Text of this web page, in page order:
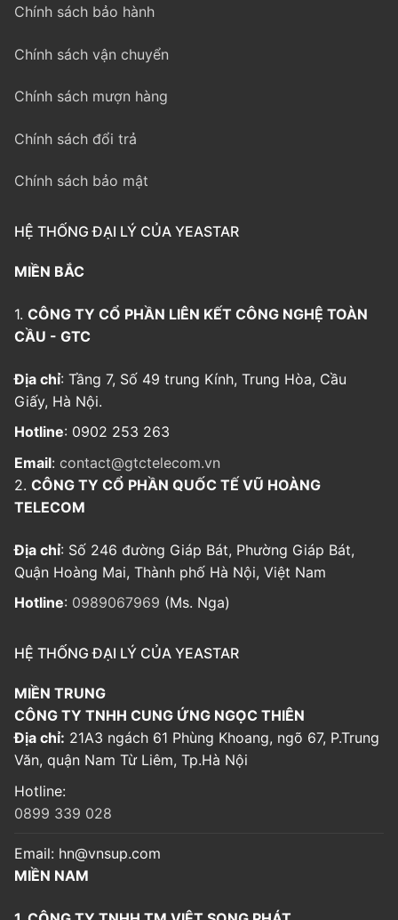
Chính sách bảo hành
Chính sách vận chuyển
Chính sách mượn hàng
Chính sách đổi trả
Chính sách bảo mật
HỆ THỐNG ĐẠI LÝ CỦA YEASTAR
MIỀN BẮC
1. CÔNG TY CỔ PHẦN LIÊN KẾT CÔNG NGHỆ TOÀN
CẦU - GTC
Địa chỉ: Tầng 7, Số 49 trung Kính, Trung Hòa, Cầu
Giấy, Hà Nội.
Hotline: 0902 253 263
Email: contact@gtctelecom.vn
2. CÔNG TY CỔ PHẦN QUỐC TẾ VŨ HOÀNG
TELECOM
Địa chỉ: Số 246 đường Giáp Bát, Phường Giáp Bát,
Quận Hoàng Mai, Thành phố Hà Nội, Việt Nam
Hotline: 0989067969 (Ms. Nga)
HỆ THỐNG ĐẠI LÝ CỦA YEASTAR
MIỀN TRUNG
CÔNG TY TNHH CUNG ỨNG NGỌC THIÊN
Địa chỉ: 21A3 ngách 61 Phùng Khoang, ngõ 67, P.Trung
Văn, quận Nam Từ Liêm, Tp.Hà Nội
Hotline:
0899 339 028
Email: hn@vnsup.com
MIỀN NAM